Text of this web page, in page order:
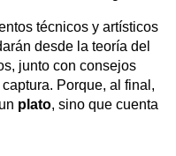
técnicos y artísticos
desde la teoría del
junto con consejos
Porque, al final,
plato, sino que cuenta